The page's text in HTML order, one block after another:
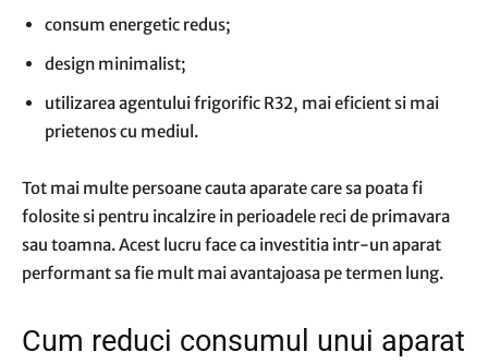
consum energetic redus;
design minimalist;
utilizarea agentului frigorific R32, mai eficient si mai
prietenos cu mediul.
Tot mai multe persoane cauta aparate care sa poata fi
folosite si pentru incalzire in perioadele reci de primavara
sau toamna. Acest lucru face ca investitia intr-un aparat
performant sa fie mult mai avantajoasa pe termen lung.
Cum reduci consumul unui aparat